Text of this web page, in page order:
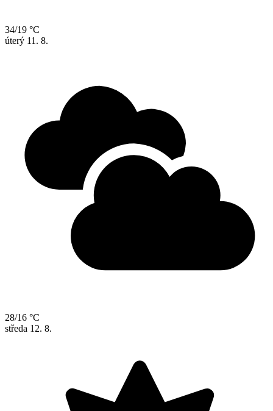
34/19 °C
úterý 11. 8.
28/16 °C
středa 12. 8.